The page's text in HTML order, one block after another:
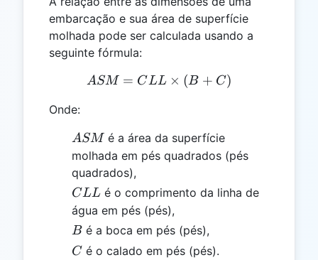
embarcação e sua área de superfície
molhada pode ser calculada usando a
seguinte fórmula:
ASM = CLL \times (B +
ASM = CLL × (B + C)
Onde:
ASM
ASM é a área da superfície
molhada em pés quadrados (pés
quadrados),
CLL
CLL é o comprimento da linha de
água em pés (pés),
B
Bé a boca em pés (pés),
C
C é o calado em pés (pés).